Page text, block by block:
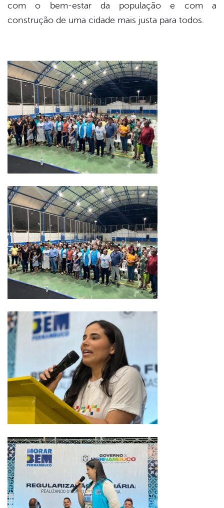
com o bem-estar da população e com a
construção de uma cidade mais justa para todos.